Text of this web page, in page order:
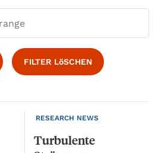
FILTER LöSCHEN
RESEARCH NEWS
Turbulente